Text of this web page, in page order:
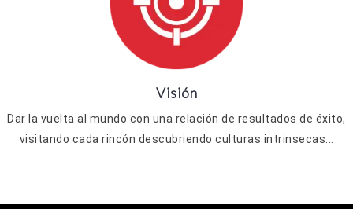
Visión
Dar la vuelta al mundo con una relación de resultados de éxito,
visitando cada rincón descubriendo culturas intrinsecas...